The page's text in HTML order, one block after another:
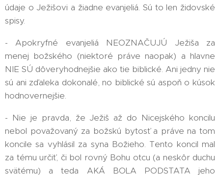
údaje o Ježišovi a žiadne evanjeliá. Sú to len židovské
spisy.
- Apokryfné evanjeliá NEOZNAČUJÚ Ježiša za
menej božského (niektoré práve naopak) a hlavne
NIE SÚ dôveryhodnejšie ako tie biblické. Ani jedny nie
sú ani zďaleka dokonalé, no biblické sú aspoň o kúsok
hodnovernejšie.
- Nie je pravda, že Ježiš až do Nicejského koncilu
nebol považovaný za božskú bytosť a práve na tom
koncile sa vyhlásil za syna Božieho. Tento koncil mal
za tému určiť, či bol rovný Bohu otcu (a neskôr duchu
svätému) a teda AKÁ BOLA PODSTATA jeho